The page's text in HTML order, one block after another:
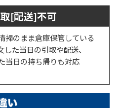
[配送]不可
掃のまま倉庫保管している
た当日の引取や配送、
当日の持ち帰りも対応